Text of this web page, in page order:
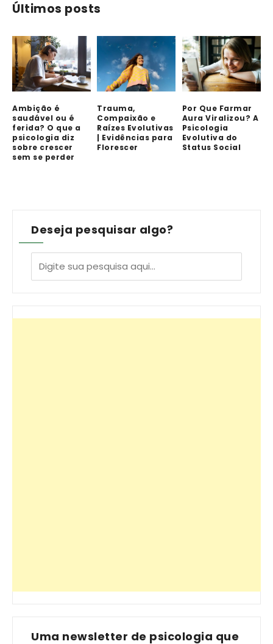
Últimos posts
Ambição é
saudável ou é
ferida? O que a
psicologia diz
sobre crescer
sem se perder
Trauma,
Compaixão e
Raízes Evolutivas
| Evidências para
Florescer
Por Que Farmar
Aura Viralizou? A
Psicologia
Evolutiva do
Status Social
Deseja pesquisar algo?
Uma newsletter de psicologia que